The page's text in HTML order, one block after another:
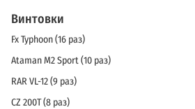
Винтовки
Fx Typhoon (16 раз)
Ataman М2 Sport (10 раз)
RAR VL-12 (9 раз)
CZ 200T (8 раз)